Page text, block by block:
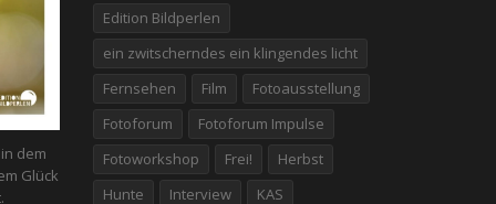
dem
Glück
Edition Bildperlen
ein zwitscherndes ein klingendes licht
Fernsehen
Film
Fotoausstellung
Fotoforum
Fotoforum Impulse
Fotoworkshop
Frei!
Herbst
Hunte
Interview
KAS